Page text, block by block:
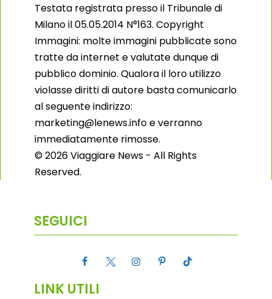
Testata registrata presso il Tribunale di
Milano il 05.05.2014 N°163. Copyright
Immagini: molte immagini pubblicate sono
tratte da internet e valutate dunque di
pubblico dominio. Qualora il loro utilizzo
violasse diritti di autore basta comunicarlo
al seguente indirizzo:
marketing@lenews.info e verranno
immediatamente rimosse.
© 2026 Viaggiare News - All Rights
Reserved.
SEGUICI
LINK UTILI